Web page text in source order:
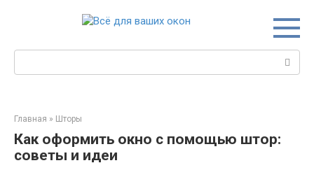
Главная » Шторы
Как оформить окно с помощью штор:
советы и идеи